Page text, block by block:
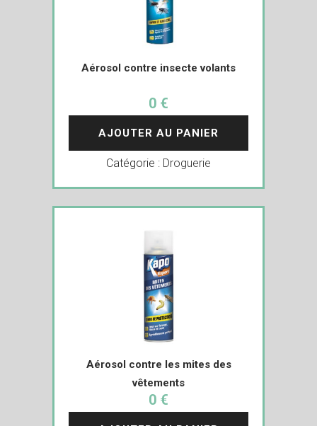
Aérosol contre insecte volants
0 €
AJOUTER AU PANIER
Catégorie : Droguerie
Aérosol contre les mites des
vêtements
0 €